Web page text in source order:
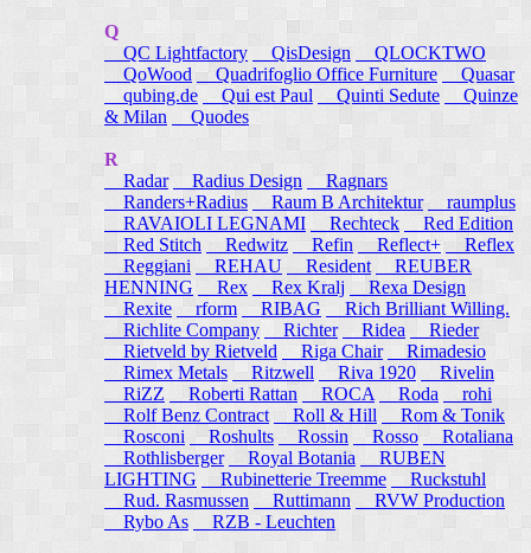
Q
QC Lightfactory
QisDesign
QLOCKTWO
QoWood Quadrifoglio Office Furniture
Quasar
qubing.de
Qui est Paul Quinti Sedute
Quinze
& Milan
Quodes
R
Radar
Radius Design
Ragnars
Randers+Radius
Raum B Architektur raumplus
RAVAIOLI LEGNAMI
Rechteck
Red Edition
Red Stitch
Redwitz Refin Reflect+
Reflex
Reggiani
REHAU Resident
REUBER
HENNING
Rex Rex Kralj
Rexa Design
Rexite
rform RIBAG
Rich Brilliant Willing.
Richlite Company
Richter Ridea
Rieder
Rietveld by Rietveld
Riga Chair
Rimadesio
Rimex Metals
Ritzwell Riva 1920
Rivelin
RiZZ
Roberti Rattan ROCA Roda
rohi
Rolf Benz Contract
Roll & Hill
Rom & Tonik
Rosconi Roshults Rossin Rosso
Rotaliana
Rothlisberger
Royal Botania
RUBEN
LIGHTING
Rubinetterie Treemme
Ruckstuhl
Rud. Rasmussen
Ruttimann
RVW Production
Rybo As
RZB - Leuchten